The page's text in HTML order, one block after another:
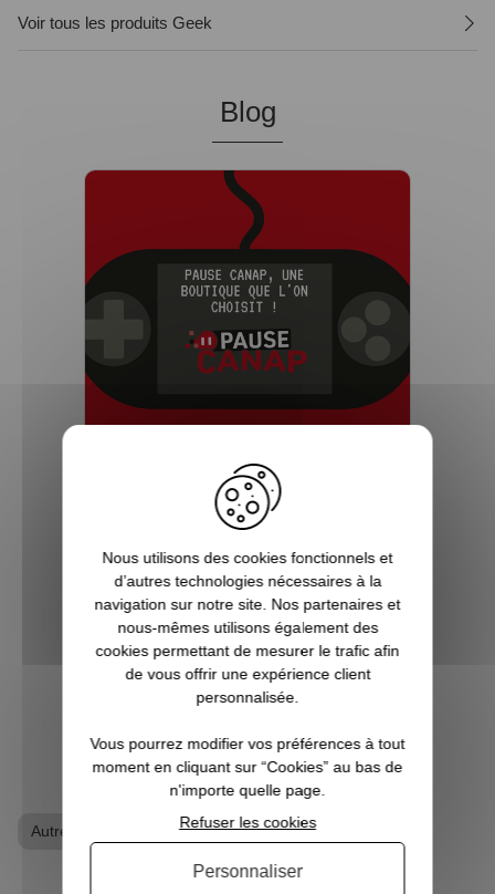
Voir tous les produits Geek
Blog
5 bonnes raisons de choisir
Pause Canap
à l’affût de la sortie du prochain film de
super-héros ? Les jeux vidéo ne sont pas
qu’un simple hobby pour vous, mais une
véritable passion ? Alors vous êtes, ici, sur
Pause Canap, à l’endro...
VOIR L'ARTICLE
Autres Jeux Video T-shirt geek
Nous utilisons des cookies fonctionnels et
d’autres technologies nécessaires à la
navigation sur notre site. Nos partenaires et
nous-mêmes utilisons également des
cookies permettant de mesurer le trafic afin
de vous offrir une expérience client
personnalisée.
Vous pourrez modifier vos préférences à tout
moment en cliquant sur “Cookies” au bas de
n'importe quelle page.
Refuser les cookies
Personnaliser